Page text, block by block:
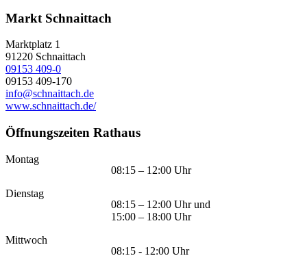
Markt Schnaittach
Marktplatz 1
91220 Schnaittach
09153 409-0
09153 409-170
info@schnaittach.de
www.schnaittach.de/
Öffnungszeiten Rathaus
Montag
08:15 – 12:00 Uhr
Dienstag
08:15 – 12:00 Uhr und
15:00 – 18:00 Uhr
Mittwoch
08:15 - 12:00 Uhr